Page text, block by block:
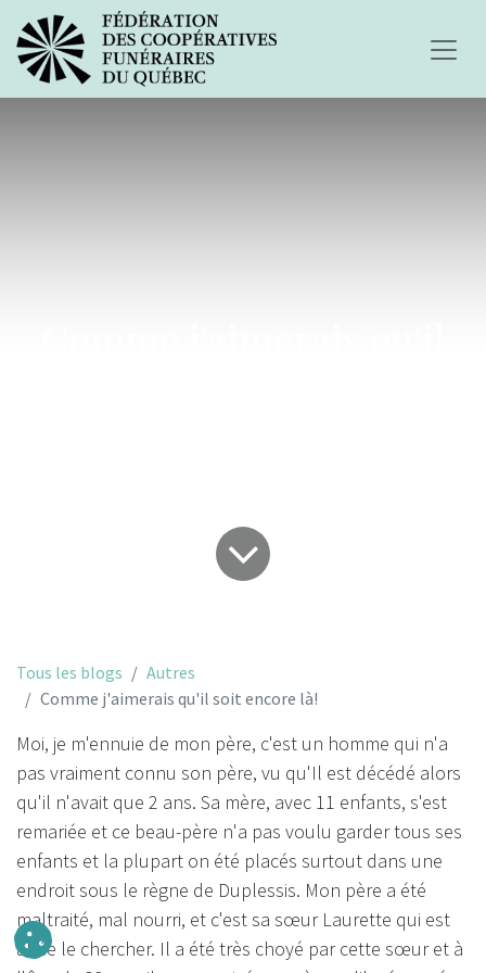
Tous les blogs
Autres
Comme j'aimerais qu'il soit encore là!
Moi, je m'ennuie de mon père, c'est un homme qui n'a
pas vraiment connu son père, vu qu'Il est décédé alors
qu'il n'avait que 2 ans. Sa mère, avec 11 enfants, s'est
remariée et ce beau-père n'a pas voulu garder tous ses
enfants et la plupart on été placés surtout dans une
endroit sous le règne de Duplessis. Mon père a été
maltraité, mal nourri, et c'est sa sœur Laurette qui est
allée le chercher. Il a été très choyé par cette sœur et à